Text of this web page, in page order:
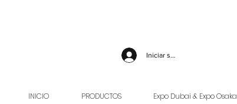
Iniciar sesión
INICIO PRODUCTOS Expo Dubai & Expo Osaka